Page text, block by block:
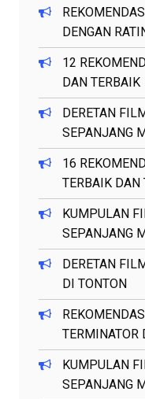
DENGAN
12
DAN TERBAIK
DERETAN
SEPANJANG
16
TERBAIK DAN
KUMPULAN
SEPANJANG
DERETAN
DI TONTON
TERMINATOR
KUMPULAN
SEPANJANG